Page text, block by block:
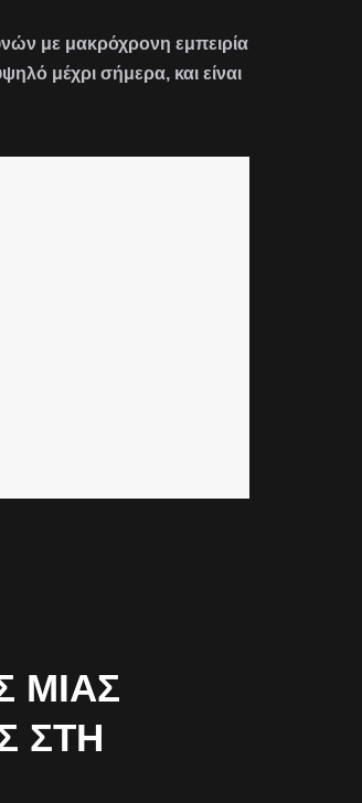
με μακρόχρονη εμπειρία
μέχρι σήμερα, και είναι
ΜΙΑΣ
ΣΤΗ